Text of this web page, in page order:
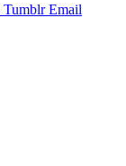
Tumblr Email